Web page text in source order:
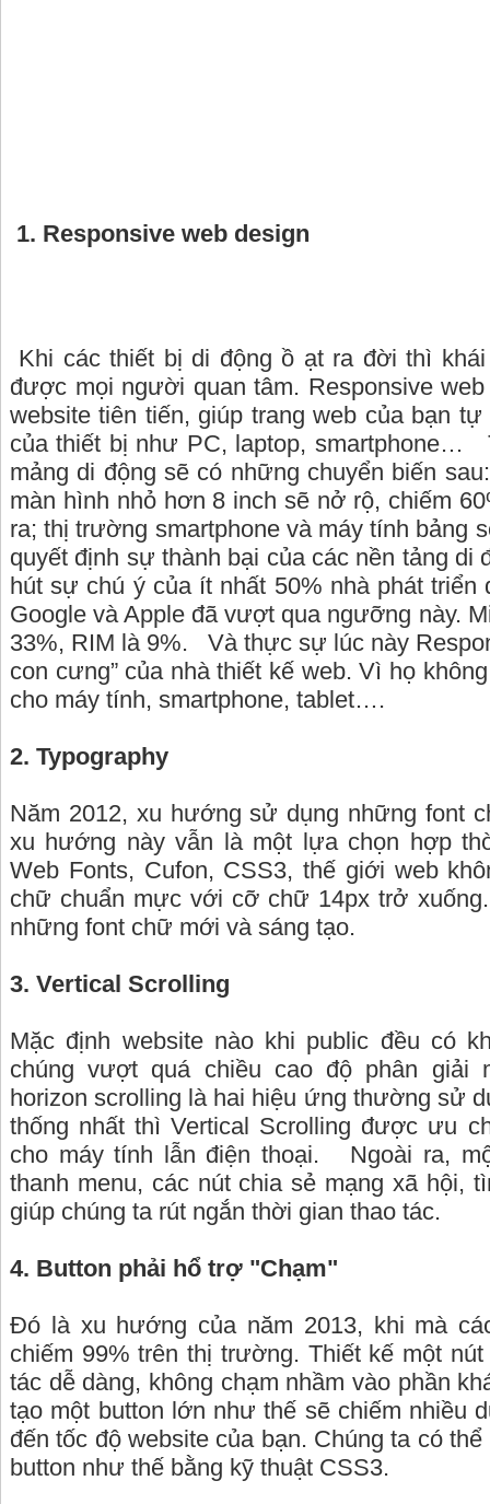
1. Responsive web design
Khi các thiết bị di động ồ ạt ra đời thì
được mọi người quan tâm. Responsive
website tiên tiến, giúp trang web của bạn
của thiết bị như PC, laptop, smartphone…
mảng di động sẽ có những chuyển biến
màn hình nhỏ hơn 8 inch sẽ nở rộ, chiếm
ra; thị trường smartphone và máy tính bảng
quyết định sự thành bại của các nền tảng di
hút sự chú ý của ít nhất 50% nhà phát triển
Google và Apple đã vượt qua ngưỡng này.
33%, RIM là 9%.
Và thực sự lúc này
con cưng” của nhà thiết kế web. Vì họ
cho máy tính, smartphone, tablet….
2. Typography
Năm 2012, xu hướng sử dụng những font
xu hướng này vẫn là một lựa chọn hợp
Web Fonts, Cufon, CSS3, thế giới web
chữ chuẩn mực với cỡ chữ 14px trở
những font chữ mới và sáng tạo.
3. Vertical Scrolling
Mặc định website nào khi public đều có
chúng vượt quá chiều cao độ phân giải
horizon scrolling là hai hiệu ứng thường sử
thống nhất thì Vertical Scrolling được ưu
cho máy tính lẫn điện thoại.
Ngoài ra,
thanh menu, các nút chia sẻ mạng xã hội,
giúp chúng ta rút ngắn thời gian thao tác.
4. Button phải hổ trợ "Chạm"
Đó là xu hướng của năm 2013, khi mà
chiếm 99% trên thị trường. Thiết kế một
tác dễ dàng, không chạm nhầm vào phần
tạo một button lớn như thế sẽ chiếm nhiều
đến tốc độ website của bạn. Chúng ta có
button như thế bằng kỹ thuật CSS3.